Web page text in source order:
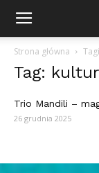
Strona główna Tagi
Tag:
Trio Mandili –
26 grudnia 2025